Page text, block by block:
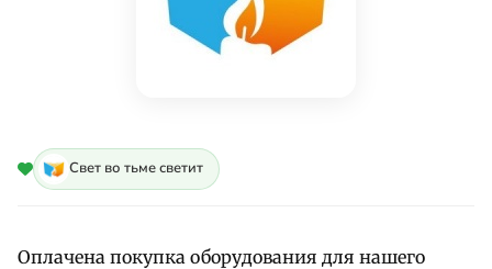
Свет во тьме светит
Оплачена покупка оборудования для нашего